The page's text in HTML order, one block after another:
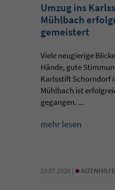
Umzug ins
Mühlbach
gemeistert
Viele neugierige
Hände, gute
Karlsstift Schorndorf
Mühlbach ist
gegangen. ...
mehr lesen
23.07.2026 | • ALTENHILFE